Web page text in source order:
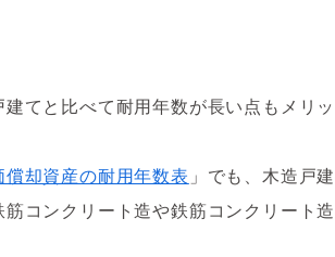
てと比べて耐用年数が長い点もメリッ
償却資産の耐用年数表 」でも、木造戸
筋コンクリート造や鉄筋コンクリート